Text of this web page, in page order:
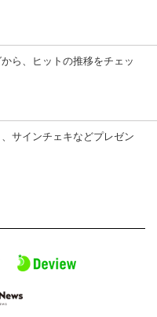
ら、ヒットの推移をチェッ
サインチェキなどプレゼン